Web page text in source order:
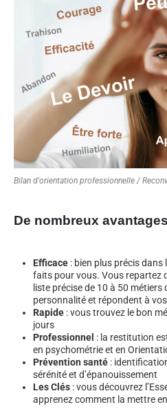
Bilan d'orientation professionnelle /
De nombreux avantages
Efficace : bien plus précis
faits pour vous. Vous repartez
liste précise de 10 à 50
personnalité et répondent à
Rapide : vous trouvez le bon
jours
Professionnel : la restitution
en psychométrie et en
Prévention santé :
sérénité et d’épanouissement
Les Clés : vous découvrez
apprenez comment la mettre